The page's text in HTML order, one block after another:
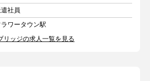
社員
ラワータウン駅
リッジの求人一覧を見る